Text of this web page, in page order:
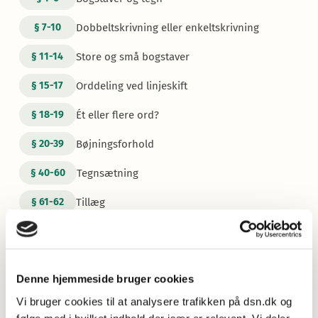
Denne hjemmeside bruger cookies
Vi bruger cookies til at analysere trafikken på dsn.dk og
§ 7-10 Dobbeltskrivning eller enkeltskrivning
§11-14 Store og små bogstaver
§15-17 Orddeling ved linjeskift
§ 18-19 Ét eller flere ord?
§ 20-39 Bøjningsforhold
§ 40-60 Tegnsætning
§ 61-62 Tillæg
Mere information
Oversigt over ændringer og tilføjelser
Retskrivningsordbogen 5.1.
Nye opslagsord 2025